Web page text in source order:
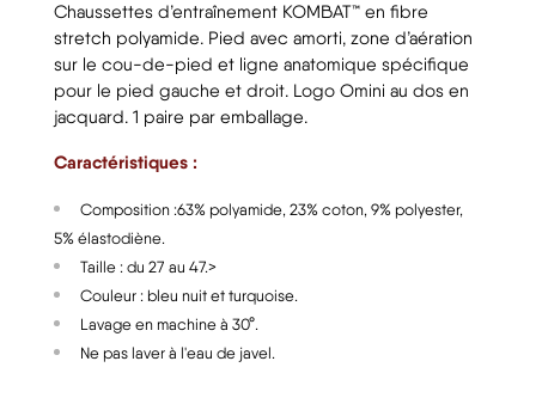
Chaussettes d’entraînement KOMBAT™ en fibre
stretch polyamide. Pied avec amorti, zone d’aération
sur le cou-de-pied et ligne anatomique spécifique
pour le pied gauche et droit. Logo Omini au dos en
jacquard. 1 paire par emballage.
Caractéristiques :
Composition :63% polyamide, 23% coton, 9% polyester,
5% élastodiène.
Taille : du 27 au 47.>
Couleur : bleu nuit et turquoise.
Lavage en machine à 30°.
Ne pas laver à l'eau de javel.